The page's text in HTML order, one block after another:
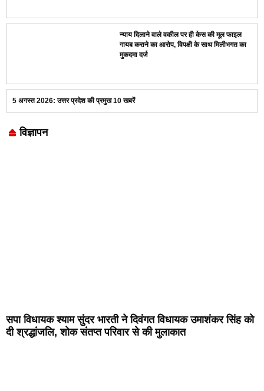
न्याय दिलाने वाले वकील पर ही केस की मूल फाइल
गायब कराने का आरोप, विपक्षी के साथ मिलीभगत का
मुकदमा दर्ज
5 अगस्त 2026: उत्तर प्रदेश की प्रमुख 10 खबरें
विज्ञापन
सपा विधायक श्याम सुंदर भारती ने दिवंगत विधायक उमाशंकर सिंह को
दी श्रद्धांजलि, शोक संतप्त परिवार से की मुलाकात